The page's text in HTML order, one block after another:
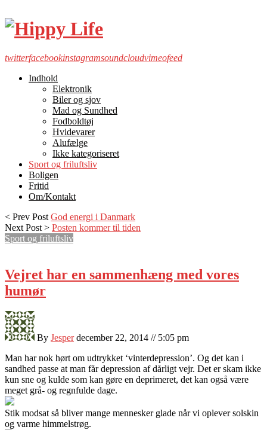
twitterfacebookinstagramsoundcloudvimeofeed
Indhold
Elektronik
Biler og sjov
Mad og Sundhed
Fodboldtøj
Hvidevarer
Alufælge
Ikke kategoriseret
Sport og friluftsliv
Boligen
Fritid
Om/Kontakt
< Prev Post God energi i Danmark
Next Post > Posten kommer til tiden
Sport og friluftsliv
Vejret har en sammenhæng med vores
humør
By Jesper december 22, 2014 // 5:05 pm
Man har nok hørt om udtrykket ‘vinterdepression’. Og det kan i
sandhed passe at man får depression af dårligt vejr. Det er skam ikke
kun sne og kulde som kan gøre en deprimeret, det kan også være
meget grå- og regnfulde dage.
Stik modsat så bliver mange mennesker glade når vi oplever solskin
og varme himmelstrøg.